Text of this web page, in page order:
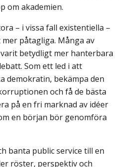
om akademien.
– i vissa fall existentiella –
påtagliga. Många av
betydligt mer hanterbara
Som ett led i att
demokratin, bekämpa den
och få de bästa
på en fri marknad av idéer
en början bör genomföra
banta public service till en
röster, perspektiv och